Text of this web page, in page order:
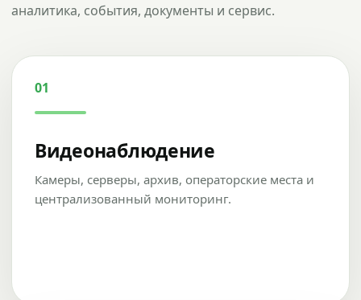
аналитика, события, документы и сервис.
01
Видеонаблюдение
Камеры, серверы, архив, операторские места и
централизованный мониторинг.